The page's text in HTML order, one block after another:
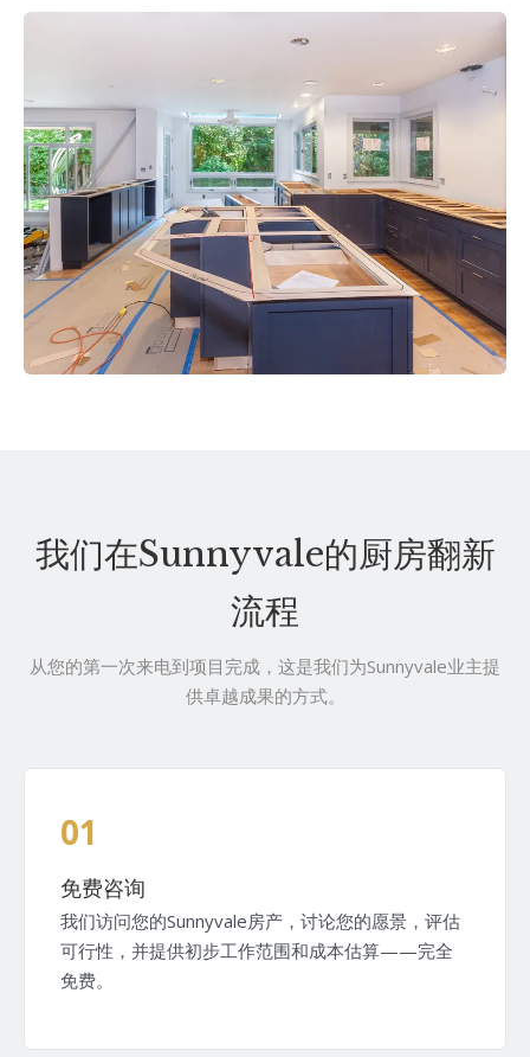
我们在Sunnyvale的厨房翻新
流程
从您的第一次来电到项目完成，这是我们为Sunnyvale业主提
供卓越成果的方式。
01
免费咨询
我们访问您的Sunnyvale房产，讨论您的愿景，评估
可行性，并提供初步工作范围和成本估算——完全
免费。